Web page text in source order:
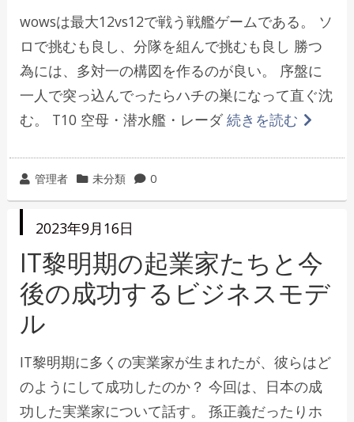
wowsは最大12vs12で戦う戦艦ゲームである。 ソ
ロで挑むも良し、分隊を組んで挑むも良し 勝つ
為には、多対一の構図を作るのが良い。 序盤に
一人で突っ込んでったらハチの巣になって直ぐ沈
む。 T10 空母・潜水艦・レーダ 続きを読む
投
稿
管理者
カ
テ
リ
ー
未分類 0
投
日
2023年9月16日
IT黎明期の起業家たちと今
後の成功するビジネスモデ
ル
IT黎明期に多くの実業家が生まれたが、彼らはど
のようにして成功したのか？ 今回は、日本の成
功した実業家について話す。 孫正義だったりホ